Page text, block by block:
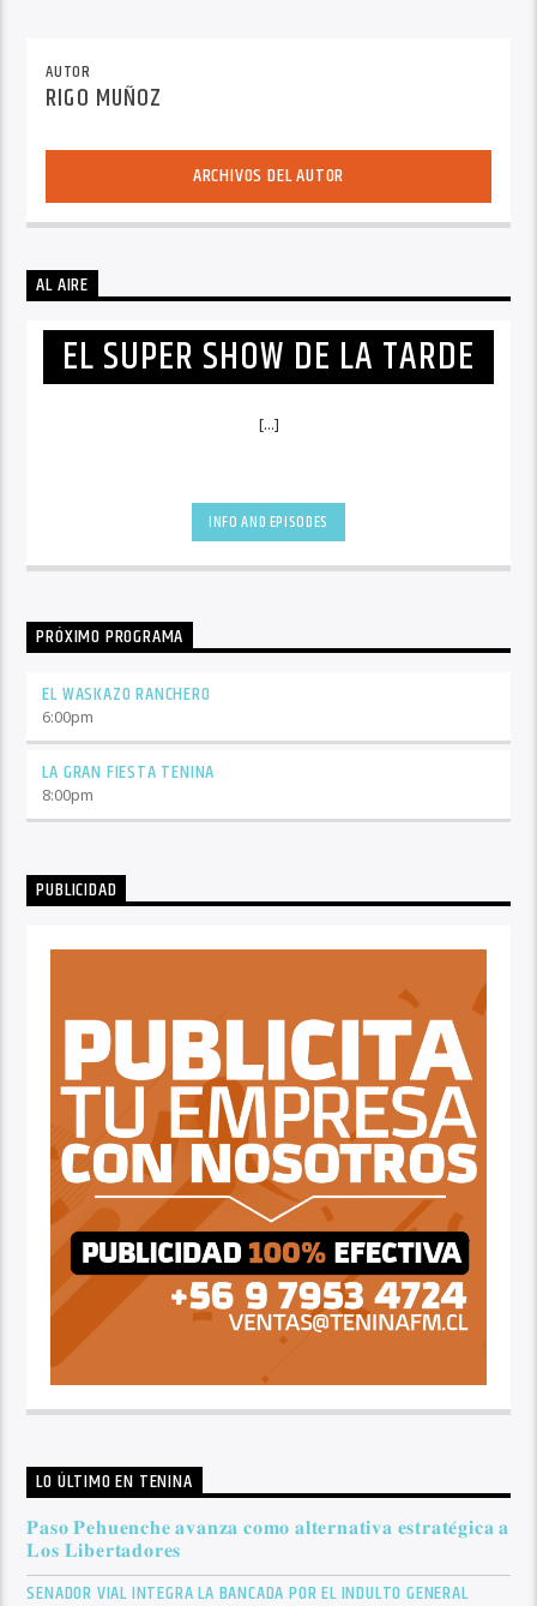
AUTOR
RIGO MUÑOZ
ARCHIVOS DEL AUTOR
AL AIRE
EL SUPER SHOW DE LA TARDE
[...]
INFO AND EPISODES
PRÓXIMO PROGRAMA
EL WASKAZO RANCHERO
6:00pm
LA GRAN FIESTA TENINA
8:00pm
PUBLICIDAD
LO ÚLTIMO EN TENINA
𝐏𝐚𝐬𝐨 𝐏𝐞𝐡𝐮𝐞𝐧𝐜𝐡𝐞 𝐚𝐯𝐚𝐧𝐳𝐚 𝐜𝐨𝐦𝐨 𝐚𝐥𝐭𝐞𝐫𝐧𝐚𝐭𝐢𝐯𝐚 𝐞𝐬𝐭𝐫𝐚𝐭𝐞́𝐠𝐢𝐜𝐚 𝐚
𝐋𝐨𝐬 𝐋𝐢𝐛𝐞𝐫𝐭𝐚𝐝𝐨𝐫𝐞𝐬
SENADOR VIAL INTEGRA LA BANCADA POR EL INDULTO GENERAL